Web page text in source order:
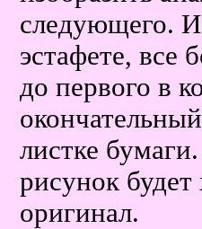
следующего.
эстафете, все
до первого в
листке
рисунок
оригинал.